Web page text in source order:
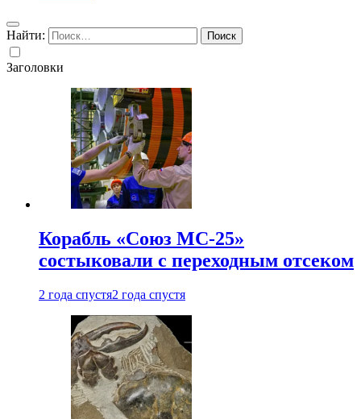
Найти:
Заголовки
Корабль «Союз МС-25»
состыковали с переходным отсеком
2 года спустя2 года спустя